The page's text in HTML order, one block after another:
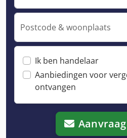
Postcode & woonplaats
Ik ben handelaar
Aanbiedingen voor
ontvangen